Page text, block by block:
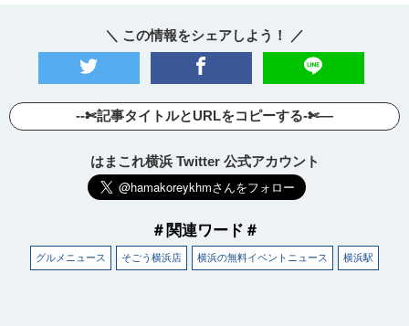
＼ この情報をシェアしよう！ ／
--✄記事タイトルとURLをコピーする-✄—
はまこれ横浜 Twitter 公式アカウント
＃関連ワード＃
グルメニュース そごう横浜店 横浜の無料イベントニュース 横浜駅